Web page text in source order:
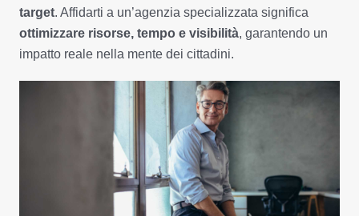
target. Affidarti a un’agenzia specializzata significa
ottimizzare risorse, tempo e visibilità, garantendo un
impatto reale nella mente dei cittadini.